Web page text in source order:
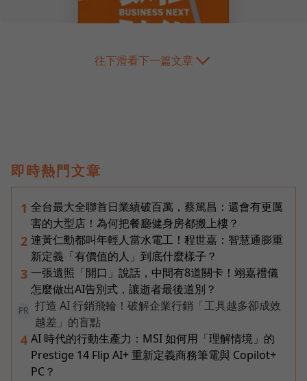
往下滑看下一篇文章
即時熱門文章
1 全台最大全聯首日業績破百萬，蔡篤昌：還會有更厲
害的大型店！為何把餐廳健身房都搬上樓？
2 連黃仁勳都叫年輕人當水電工！程世嘉：智慧通膨重
新定義「有價值的人」到底什麼樣子？
3 一張遺照「開口」說話，中間有8道關卡！翊嘉禮儀
怎麼做出AI告別式，讓逝者最後道別？
PR
打造 AI 行銷飛輪！破解企業行銷「工具越多卻成效
越差」的盲點
4 AI 時代的行動生產力：MSI 如何用「理解情境」的
Prestige 14 Flip AI+ 重新定義商務筆電與 Copilot+
PC？